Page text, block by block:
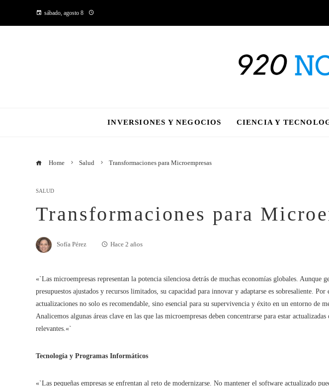
sábado, agosto 8
INVERSIONES Y NEGOCIOS CIENCIA Y
Home Salud Transformaciones para Microempresas
SALUD
Transformaciones para
Sofía Pérez Hace 2 años
«`Las microempresas representan la potencia silenciosa detrás de muchas economías globales. Aunque
presupuestos ajustados y recursos limitados, su capacidad para innovar y adaptarse es sobresaliente.
actualizaciones no solo es recomendable, sino esencial para su supervivencia y éxito en un entorno de
Analicemos algunas áreas clave en las que las microempresas deben concentrarse para estar
relevantes.«`
Tecnología y Programas Informáticos
«`Las pequeñas empresas se enfrentan al reto de modernizarse. No mantener el software actualizado